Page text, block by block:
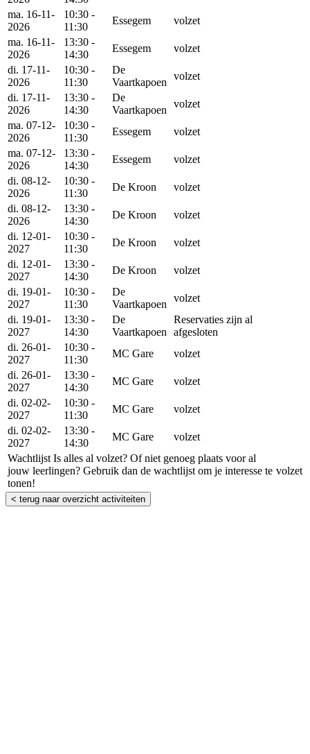
ma. 16-11-
2026
10:30 -
11:30
Essegem
volzet
ma. 16-11-
2026
13:30 -
14:30
Essegem
volzet
di. 17-11-
2026
10:30 -
11:30
De
Vaartkapoen
volzet
di. 17-11-
2026
13:30 -
14:30
De
Vaartkapoen
volzet
ma. 07-12-
2026
10:30 -
11:30
Essegem
volzet
ma. 07-12-
2026
13:30 -
14:30
Essegem
volzet
di. 08-12-
2026
10:30 -
11:30
De Kroon
volzet
di. 08-12-
2026
13:30 -
14:30
De Kroon
volzet
di. 12-01-
2027
10:30 -
11:30
De Kroon
volzet
di. 12-01-
2027
13:30 -
14:30
De Kroon
volzet
di. 19-01-
2027
10:30 -
11:30
De
Vaartkapoen
volzet
di. 19-01-
2027
13:30 -
14:30
De
Vaartkapoen
Reservaties zijn al
afgesloten
di. 26-01-
2027
10:30 -
11:30
MC Gare
volzet
di. 26-01-
2027
13:30 -
14:30
MC Gare
volzet
di. 02-02-
2027
10:30 -
11:30
MC Gare
volzet
di. 02-02-
2027
13:30 -
14:30
MC Gare
volzet
Wachtlijst Is alles al volzet? Of niet genoeg plaats voor al
jouw leerlingen? Gebruik dan de wachtlijst om je interesse te
tonen!
volzet
< terug naar overzicht activiteiten